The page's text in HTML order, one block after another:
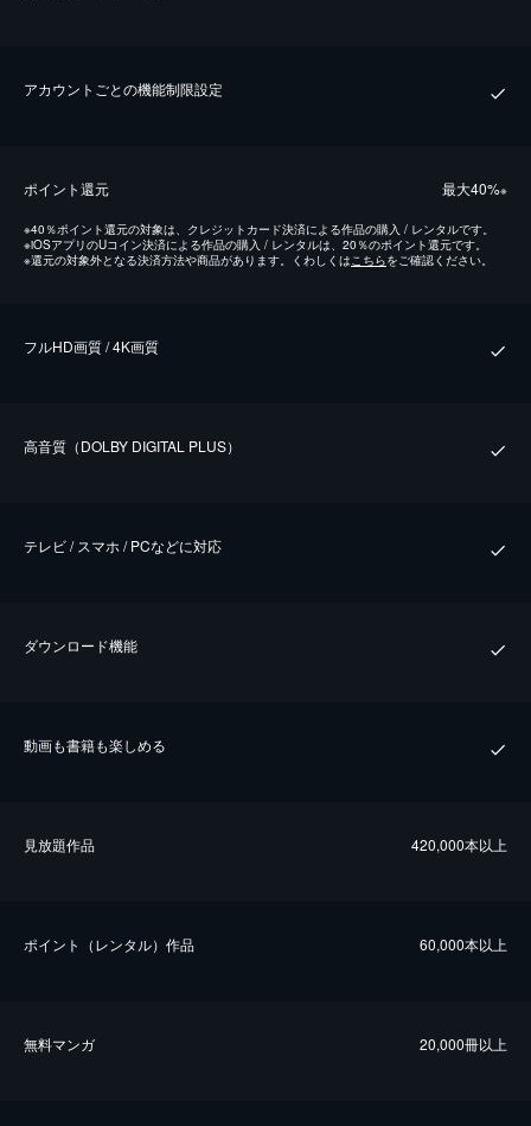
アカウントごとの機能制限設定
ポイント還元 最⼤40%※
※40％ポイント還元の対象は、クレジットカード決済による作品の購入 / レンタルです。
※iOSアプリのUコイン決済による作品の購入 / レンタルは、20％のポイント還元です。
※還元の対象外となる決済方法や商品があります。くわしくは こちらをご確認ください。
フルHD画質 / 4K画質
⾼⾳質（DOLBY DIGITAL PLUS）
テレビ / スマホ / PCなどに対応
ダウンロード機能
動画も書籍も楽しめる
⾒放題作品 420,000本以上
ポイント（レンタル）作品 60,000本以上
無料マンガ 20,000冊以上